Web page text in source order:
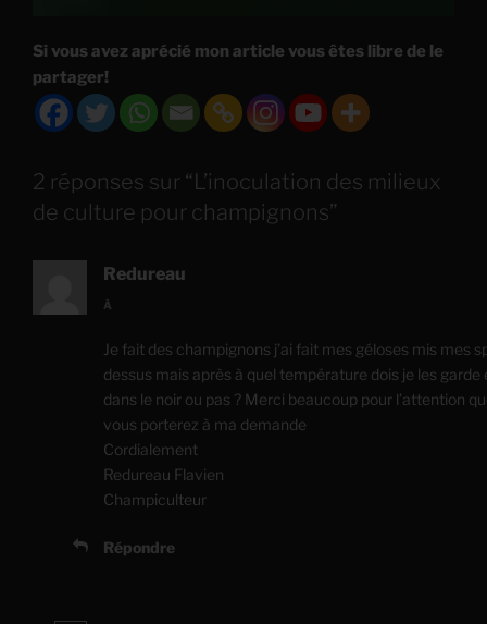
Si vous avez aprécié mon article vous êtes libre de le
partager!
2 réponses sur “L’inoculation des milieux
de culture pour champignons”
Redureau
À
Je fait des champignons j’ai fait mes géloses mis mes
dessus mais après à quel température dois je les garde
dans le noir ou pas ? Merci beaucoup pour l’attention
vous porterez à ma demande
Cordialement
Redureau Flavien
Champiculteur
Répondre